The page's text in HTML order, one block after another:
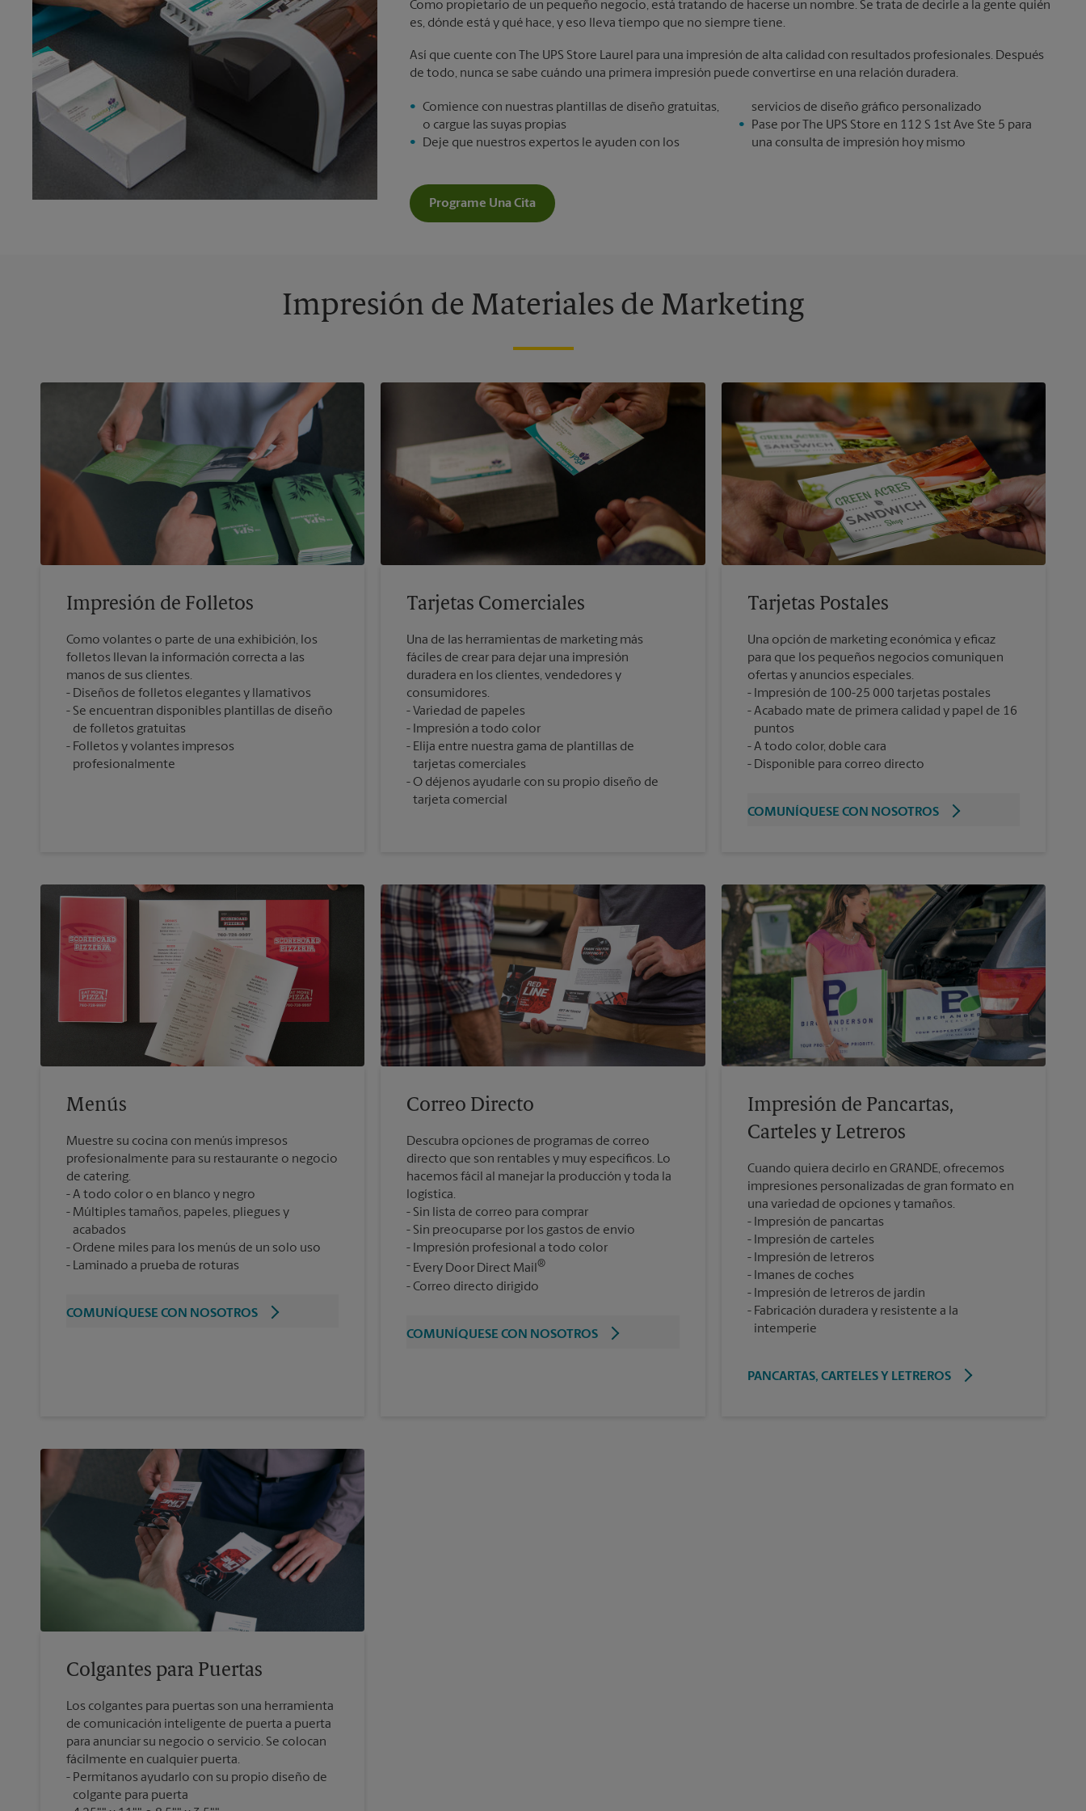
Como propietario de un pequeño negocio, está tratando de hacerse un nombre. Se trata de decirle a la gente quién
es, dónde está y qué hace, y eso lleva tiempo que no siempre tiene.
Así que cuente con The UPS Store Laurel para una impresión de alta calidad con resultados profesionales. Después
de todo, nunca se sabe cuándo una primera impresión puede convertirse en una relación duradera.
Comience con nuestras plantillas de diseño gratuitas,
o cargue las suyas propias
Deje que nuestros expertos le ayuden con los
servicios de diseño gráfico personalizado
Pase por The UPS Store en 112 S 1st Ave Ste 5 para
una consulta de impresión hoy mismo
Programe Una Cita
Impresión de Materiales de Marketing
Impresión de Folletos
Como volantes o parte de una exhibición, los
folletos llevan la información correcta a las
manos de sus clientes.
Diseños de folletos elegantes y llamativos
Se encuentran disponibles plantillas de diseño
de folletos gratuitas
Folletos y volantes impresos
profesionalmente
Tarjetas Comerciales
Una de las herramientas de marketing más
fáciles de crear para dejar una impresión
duradera en los clientes, vendedores y
consumidores.
Variedad de papeles
Impresión a todo color
Elija entre nuestra gama de plantillas de
tarjetas comerciales
O déjenos ayudarle con su propio diseño de
tarjeta comercial
Tarjetas Postales
Una opción de marketing económica y eficaz
para que los pequeños negocios comuniquen
ofertas y anuncios especiales.
Impresión de 100-25 000 tarjetas postales
Acabado mate de primera calidad y papel de 16
puntos
A todo color, doble cara
Disponible para correo directo
COMUNÍQUESE CON NOSOTROS
Menús
Muestre su cocina con menús impresos
profesionalmente para su restaurante o negocio
de catering.
A todo color o en blanco y negro
Múltiples tamaños, papeles, pliegues y
acabados
Ordene miles para los menús de un solo uso
Laminado a prueba de roturas
COMUNÍQUESE CON NOSOTROS
Correo Directo
Descubra opciones de programas de correo
directo que son rentables y muy específicos. Lo
hacemos fácil al manejar la producción y toda la
logística.
Sin lista de correo para comprar
Sin preocuparse por los gastos de envío
Impresión profesional a todo color
Every Door Direct Mail®
Correo directo dirigido
COMUNÍQUESE CON NOSOTROS
Impresión de Pancartas,
Carteles y Letreros
Cuando quiera decirlo en GRANDE, ofrecemos
impresiones personalizadas de gran formato en
una variedad de opciones y tamaños.
Impresión de pancartas
Impresión de carteles
Impresión de letreros
Imanes de coches
Impresión de letreros de jardín
Fabricación duradera y resistente a la
intemperie
PANCARTAS, CARTELES Y LETREROS
Colgantes para Puertas
Los colgantes para puertas son una herramienta
de comunicación inteligente de puerta a puerta
para anunciar su negocio o servicio. Se colocan
fácilmente en cualquier puerta.
Permítanos ayudarlo con su propio diseño de
colgante para puerta